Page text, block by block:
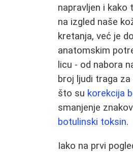
napravljen i kako
na izgled naše
kretanja, već je
anatomskim
licu - od nabora
broj ljudi traga
što su korekcija
smanjenje
botulinski toksin.
Iako na prvi